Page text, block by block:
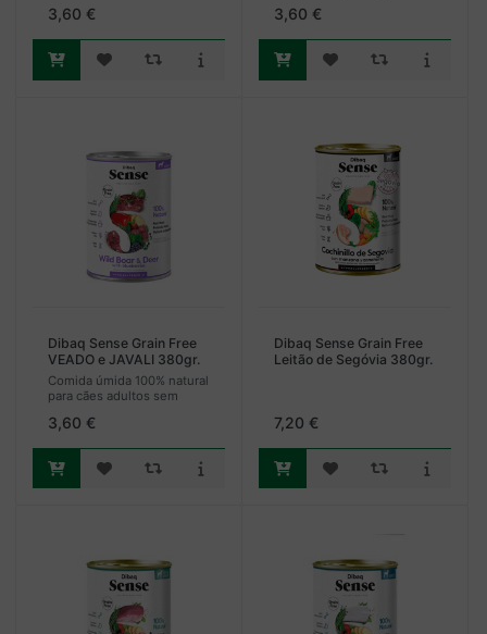
Ingredientes 100% naturais
protetores ar...
3,60 €
grãos, feito para cães
Feito com ingr...
3,60 €
Dibaq Sense Grain Free
VEADO e JAVALI 380gr.
Comida úmida 100% natural
para cães adultos sem
com veado, javali e mirtilo.
3,60 €
Dibaq Sense Grain Free
Leitão de Segóvia 380gr.
7,20 €